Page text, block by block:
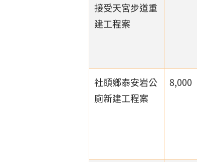
接受天宮步道重
建工程案
社頭鄉泰安岩公
廁新建工程案
8,000